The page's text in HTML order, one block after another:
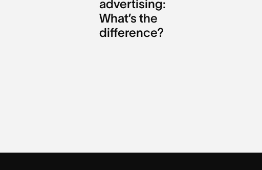
advertising:
What’s the
difference?